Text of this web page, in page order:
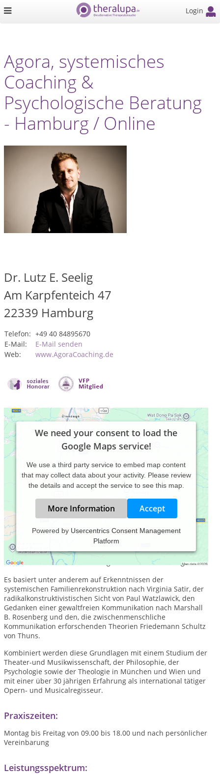
Login
Agora, systemisches
Coaching &
Psychologische Beratung
- Hamburg / Online
Dr. Lutz E. Seelig
Am Karpfenteich 47
22339 Hamburg
Telefon: +49 40 84895670
E-Mail:
E-Mail senden
Web:
www.AgoraCoaching.de
We need your consent to load the
Google Maps service!
We use a third party service to embed map content
that may collect data about your activity. Please review
the details and accept the service to see this map.
More Information Accept
Powered by Usercentrics Consent Management
Platform
Agora Coaching ist ein systemisches, den Menschen in seiner
individuellen Komplexität in das Zentrum stellendes,
ressourcenbasiertes und lösungsorientiertes Coaching.
Es basiert unter anderem auf Erkenntnissen der
systemischen Familienrekonstruktion nach Virginia Satir, der
radikalkonstruktivistischen Sicht von Paul Watzlawick, den
Gedanken einer gewaltfreien Kommunikation nach Marshall
B. Rosenberg und den, die zwischenmenschliche
Kommunikation erforschenden Theorien Friedemann Schultz
von Thuns.
Kombiniert werden diese Grundlagen mit einem Studium der
Theater-und Musikwissenschaft, der Philosophie, der
Psychologie sowie der Theologie in München und Wien und
mit einer über 30 jährigen Erfahrung als international tätiger
Opern- und Musicalregisseur.
Praxiszeiten:
Montag bis Freitag von 09.00 bis 18.00 und nach persönlicher
Vereinbarung
Leistungsspektrum: